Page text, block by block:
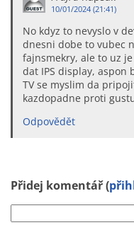
10/01/2024 (21:41)
No kdyz to nevyslo v
dnesni dobe to vubec
fajnsmekry, ale to uz
dat IPS display, aspon
TV se myslim da
kazdopadne proti
Odpovědět
Přidej komentář (